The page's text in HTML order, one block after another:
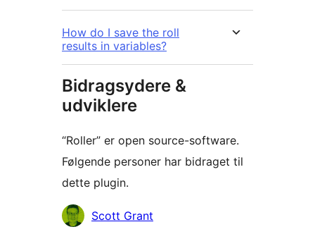
How do I save the roll
results in variables?
Bidragsydere &
udviklere
“Roller” er open source-software.
Følgende personer har bidraget til
dette plugin.
Bidragsydere
Scott Grant